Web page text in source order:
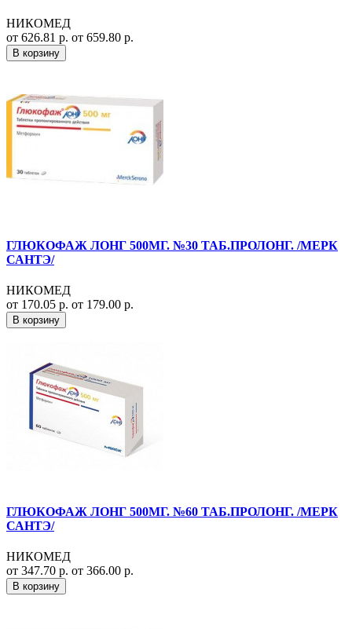
НИКОМЕД
от 626.81 р. от 659.80 р.
В корзину
ГЛЮКОФАЖ ЛОНГ 500МГ. №30 ТАБ.ПРОЛОНГ. /МЕРК
САНТЭ/
НИКОМЕД
от 170.05 р. от 179.00 р.
В корзину
ГЛЮКОФАЖ ЛОНГ 500МГ. №60 ТАБ.ПРОЛОНГ. /МЕРК
САНТЭ/
НИКОМЕД
от 347.70 р. от 366.00 р.
В корзину